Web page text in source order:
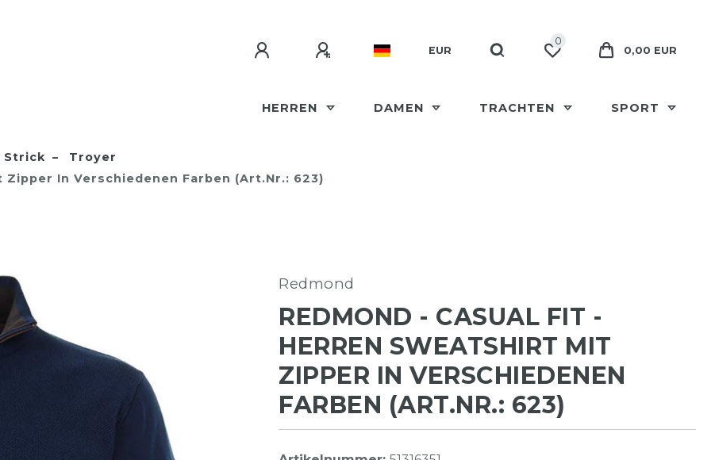
EUR
0
0,00 EUR
HERREN DAMEN TRACHTEN SPORT
Strick
Troyer
In Verschiedenen Farben (Art.Nr.: 623)
Redmond
REDMOND - CASUAL FIT -
HERREN SWEATSHIRT MIT
ZIPPER IN VERSCHIEDENEN
FARBEN (ART.NR.: 623)